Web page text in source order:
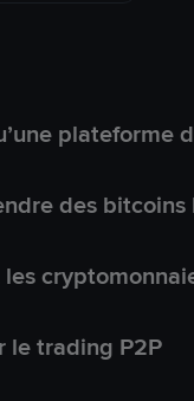
plateforme
des
le trading P2P